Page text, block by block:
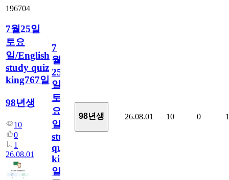
196704
7월25일
토요
일/English
study quiz
king767일
98년생
10
0
1
26.08.01
7
월
25
일
토
요
일/English
study
quiz
king767
일
98년생 26.08.01 10 0 1